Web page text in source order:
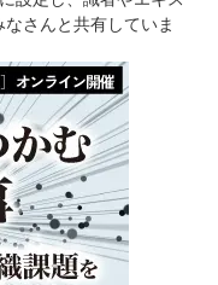
さんと共有していま